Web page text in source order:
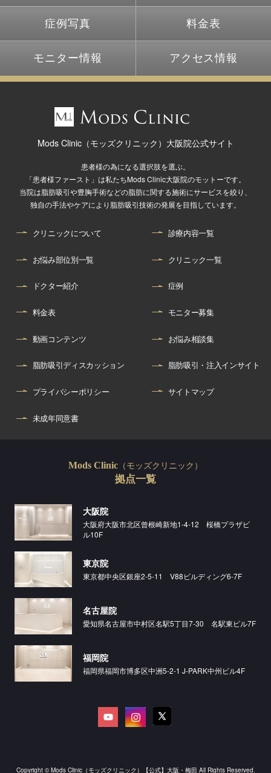
症例写真 料金表
モニター情報 アクセス情報
Mods Clinic（モッズクリニック）大阪院公式サイト
患者様の為になる選択肢を選ぶ。
「患者様ファースト」は私たちMods Clinic大阪院のモットーです。
当院は脂肪吸引や豊胸手術などの脂肪に関する施術にサービスを絞り、
独自の手法やケアにより脂肪吸引技術の発展を目指しています。
クリニックについて 診療内容一覧
お悩み部位別一覧 クリニック一覧
ドクター紹介 症例
料金表 モニター募集
動画コンテンツ お悩み相談集
脂肪吸引ディスカッション 脂肪吸引・注入インサイト
プライバシーポリシー サイトマップ
未成年同意書
Mods Clinic （モッズクリニック）
拠点一覧
大阪院
大阪府大阪市北区曾根崎新地1-4-12 桜橋プラザビ
ル10F
東京院
東京都中央区銀座2-5-11 V88ビルディング6-7F
名古屋院
愛知県名古屋市中村区名駅5丁目7-30 名駅東ビル7F
福岡院
福岡県福岡市博多区中洲5-2-1 J-PARK中州ビル4F
Copyright © Mods Clinic（モッズクリニック）【公式】大阪・梅田 All Rights Reserved.